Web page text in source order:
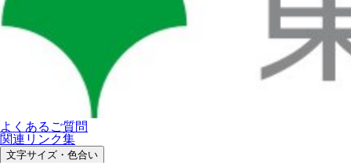
よくあるご質問
関連リンク集
文字サイズ・色合い